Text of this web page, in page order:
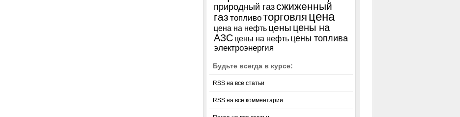
природный газсжиженный
газ топливоторговля цена
цена на нефть цены цены на
АЗС цены на нефть цены топлива
электроэнергия
Будьте всегда в курсе:
RSS на все статьи
RSS на все комментарии